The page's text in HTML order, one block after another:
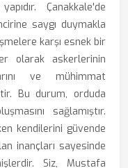
Çanakkale'de
saygı duymakla
karşı esnek bir
olarak askerlerinin
ve mühimmat
Bu durum, orduda
sağlamıştır.
kendilerini güvende
inançları sayesinde
Siz, Mustafa